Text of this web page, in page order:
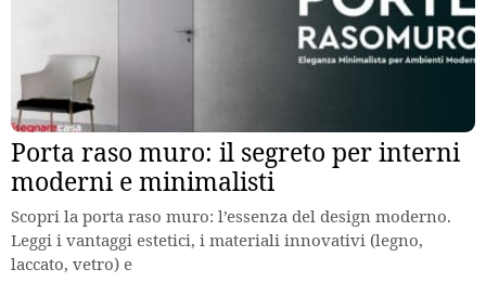
Porta raso muro: il segreto per interni
moderni e minimalisti
Scopri la porta raso muro: l’essenza del design moderno.
Leggi i vantaggi estetici, i materiali innovativi (legno,
laccato, vetro) e